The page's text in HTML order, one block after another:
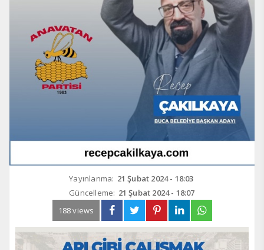
Yayınlanma: 21 Şubat 2024 - 18:03
Güncelleme: 21 Şubat 2024 - 18:07
188 views